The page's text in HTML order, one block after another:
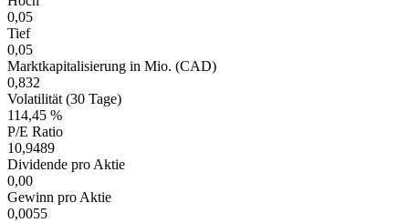
0,05
Tief
0,05
Marktkapitalisierung in Mio. (CAD)
0,832
Volatilität (30 Tage)
114,45 %
P/E Ratio
10,9489
Dividende pro Aktie
0,00
Gewinn pro Aktie
0,0055